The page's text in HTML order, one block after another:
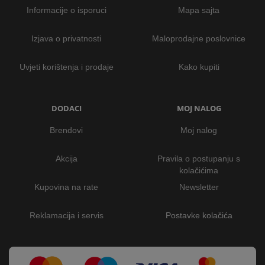
Informacije o isporuci
Izjava o privatnosti
Uvjeti korištenja i prodaje
Mapa sajta
Maloprodajne poslovnice
Kako kupiti
DODACI
Brendovi
Akcija
Kupovina na rate
Reklamacija i servis
MOJ NALOG
Moj nalog
Pravila o postupanju s
kolačićima
Newsletter
Postavke kolačića